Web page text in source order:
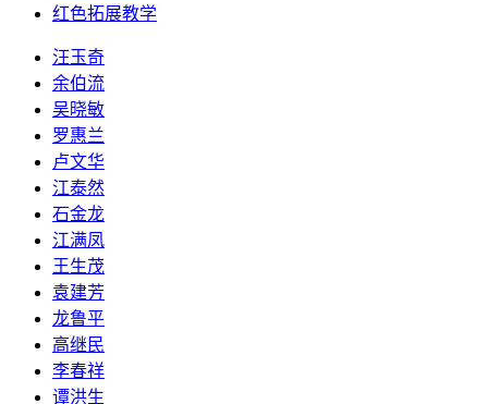
红色拓展教学
汪玉奇
余伯流
吴晓敏
罗惠兰
卢文华
江泰然
石金龙
江满凤
王生茂
袁建芳
龙鲁平
高继民
李春祥
谭洪生